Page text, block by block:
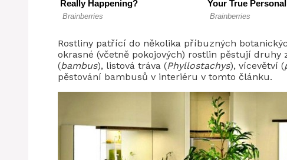
Rostliny patřící do několika příbuzných
okrasné (včetně pokojových) rostlin pěstují
(bambus), listová tráva (Phyllostachys), vícevětví (
pěstování bambusů v interiéru v tomto článku.